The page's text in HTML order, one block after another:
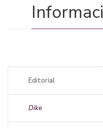
Editorial
Dike